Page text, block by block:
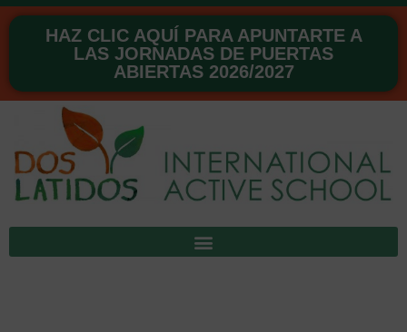
o
o
k
b
e
g
r
a
m
r
e
s
t
d
i
n
HAZ CLIC AQUÍ PARA APUNTARTE A
LAS JORNADAS DE PUERTAS
ABIERTAS 2026/2027